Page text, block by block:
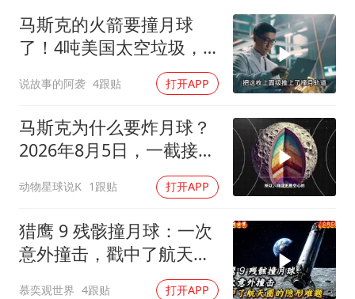
武契奇会见泽连斯基有何意图
构建更高水平的全民健身公共服务体系
马斯克的火箭要撞月球
了！4吨美国太空垃圾，
直接砸出17米的大坑
说故事的阿袭 4跟贴 打开APP
马斯克为什么要炸月球？
2026年8月5日，一截接近
4吨重的猎鹰9号火箭残
骸，以每小时约8700公里
的速度撞上了月球
动物星球说K 1跟贴 打开APP
猎鹰 9 残骸撞月球：一次
意外撞击，戳中了航天圈
慕奕观世界 4跟贴 打开APP